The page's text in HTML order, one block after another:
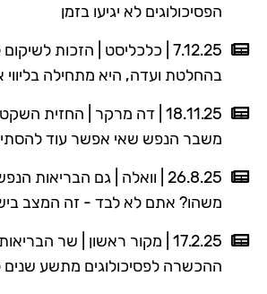
הפסיכולוגים לא יגיעו בזמן
7.12.25 | כלכליסט | הזכות
בהחלטת ועדה, היא מתחילה בליווי
18.11.25 | דה מרקר | החזית
משבר הנפש שאי אפשר עוד
26.8.25 | וואלה | גם
משהו? אתם לא לבד - זה המצב
17.2.25 | מקור ראשון | שר
ההכשרה לפסיכולוגים מתשע